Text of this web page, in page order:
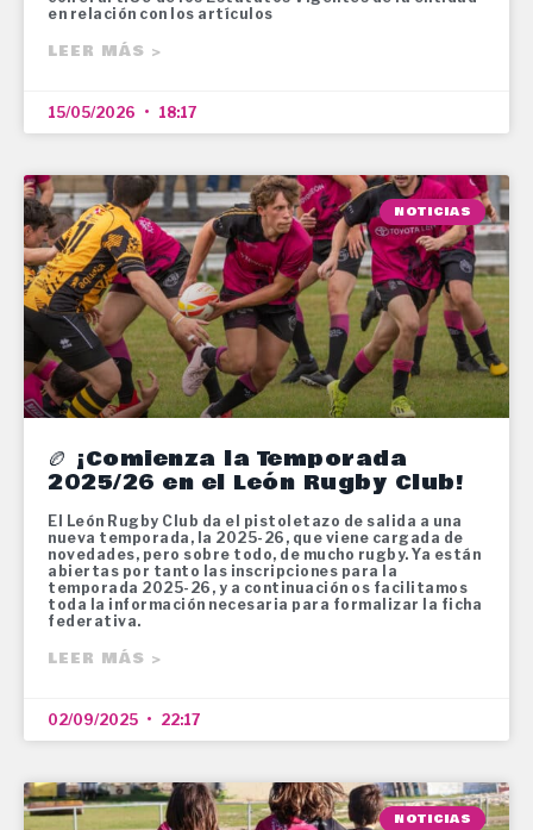
en relación con los artículos
LEER MÁS >
15/05/2026 18:17
NOTICIAS
🏉 ¡Comienza la Temporada
2025/26 en el León Rugby Club!
El León Rugby Club da el pistoletazo de salida a una
nueva temporada, la 2025-26, que viene cargada de
novedades, pero sobre todo, de mucho rugby. Ya están
abiertas por tanto las inscripciones para la
temporada 2025-26, y a continuación os facilitamos
toda la información necesaria para formalizar la ficha
federativa.
LEER MÁS >
02/09/2025 22:17
NOTICIAS